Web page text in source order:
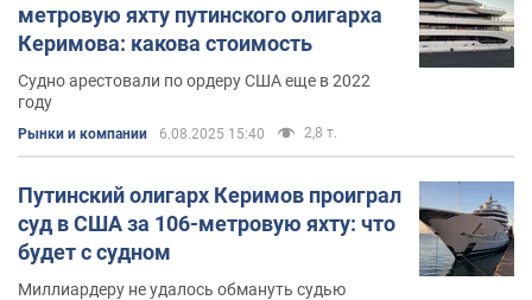
метровую яхту путинского олигарха
Керимова: какова стоимость
Судно арестовали по ордеру США еще в 2022
году
Рынки и компании 6.08.2025 15:40 2,8 т.
Путинский олигарх Керимов проиграл
суд в США за 106-метровую яхту: что
будет с судном
Миллиардеру не удалось обмануть судью